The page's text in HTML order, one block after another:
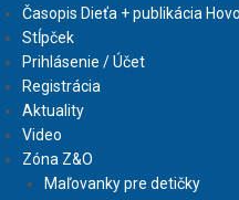
Časopis Dieťa + publikácia
Stĺpček
Prihlásenie / Účet
Registrácia
Aktuality
Video
Zóna Z&O
Maľovanky pre detičky